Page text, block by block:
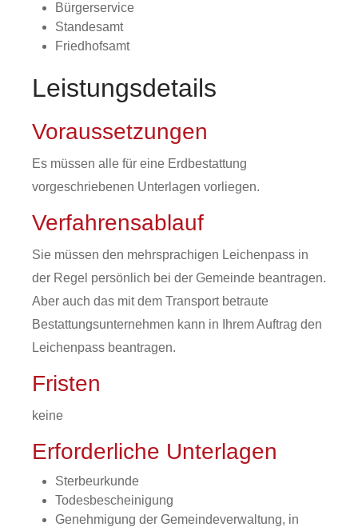
Bürgerservice
Standesamt
Friedhofsamt
Leistungsdetails
Voraussetzungen
Es müssen alle für eine Erdbestattung
vorgeschriebenen Unterlagen vorliegen.
Verfahrensablauf
Sie müssen den mehrsprachigen Leichenpass in
der Regel persönlich bei der Gemeinde beantragen.
Aber auch das mit dem Transport betraute
Bestattungsunternehmen kann in Ihrem Auftrag den
Leichenpass beantragen.
Fristen
keine
Erforderliche Unterlagen
Sterbeurkunde
Todesbescheinigung
Genehmigung der Gemeindeverwaltung, in